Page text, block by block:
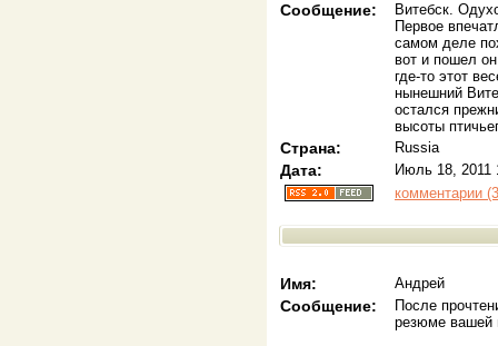
Сообщение:
Витебск.
Первое
самом деле
вот и пошел
где-то этот
нынешний
остался
высоты
Страна: Russia
Дата:
Июль 18, 2011
комментарии
Имя: Андрей
Сообщение:
После
резюме вашей